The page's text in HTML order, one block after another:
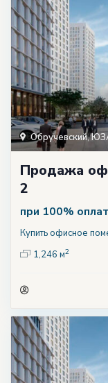
Обручевский,
Продажа
2
при 100%
Купить офисное
1,246 м2